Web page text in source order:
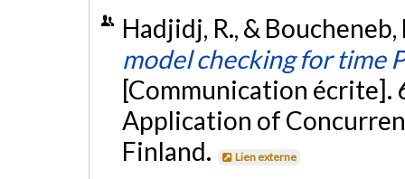
Hadjidj, R., &
model checking for time
[Communication
Application of
Finland.
Lien externe